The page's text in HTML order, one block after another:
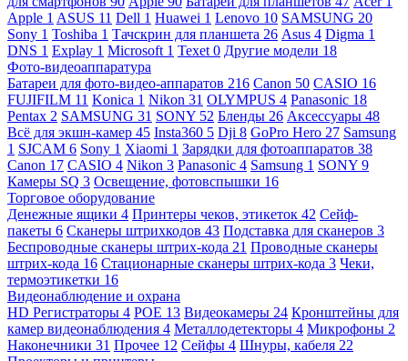
Apple 1 ASUS 11 Dell 1 Huawei 1 Lenovo 10 SAMSUNG 20
Sony 1 Toshiba 1 Тачскрин для планшета 26 Asus 4 Digma 1
DNS 1 Explay 1 Microsoft 1 Texet 0 Другие модели 18
Фото-видеоаппаратура
Батареи для фото-видео-аппаратов 216 Canon 50 CASIO 16
FUJIFILM 11 Konica 1 Nikon 31 OLYMPUS 4 Panasonic 18
Pentax 2 SAMSUNG 31 SONY 52 Бленды 26 Аксессуары 48
Всё для экшн-камер 45 Insta360 5 Dji 8 GoPro Hero 27 Samsung
1 SJCAM 6 Sony 1 Xiaomi 1 Зарядки для фотоаппаратов 38
Canon 17 CASIO 4 Nikon 3 Panasonic 4 Samsung 1 SONY 9
Камеры SQ 3 Освещение, фотовспышки 16
Торговое оборудование
Денежные ящики 4 Принтеры чеков, этикеток 42 Сейф-
пакеты 6 Сканеры штрихкодов 43 Подставка для сканеров 3
Беспроводные сканеры штрих-кода 21 Проводные сканеры
штрих-кода 16 Стационарные сканеры штрих-кода 3 Чеки,
термоэтикетки 16
Видеонаблюдение и охрана
HD Регистраторы 4 POE 13 Видеокамеры 24 Кронштейны для
камер видеонаблюдения 4 Металлодетекторы 4 Микрофоны 2
Наконечники 31 Прочее 12 Сейфы 4 Шнуры, кабеля 22